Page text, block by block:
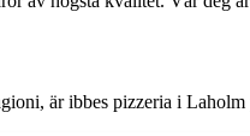
är ibbes pizzeria i